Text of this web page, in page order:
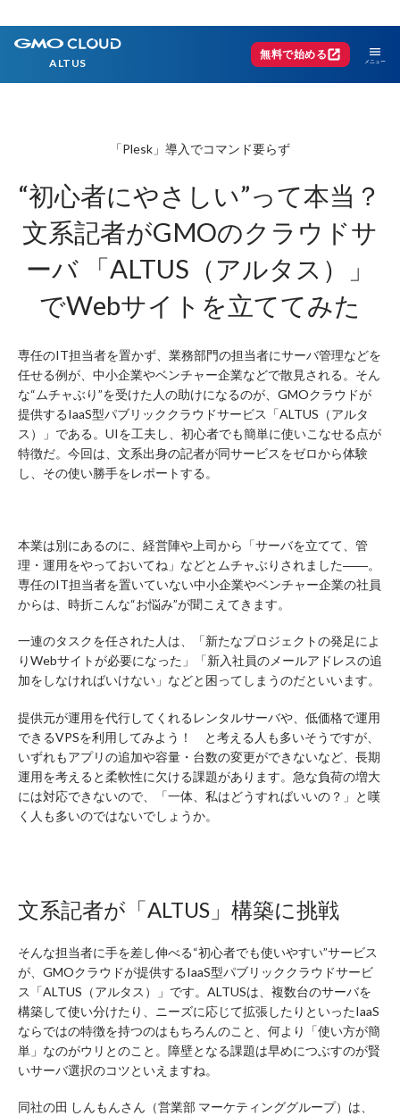
ALTUS
無料で始めるopen_in_new menu
「Plesk」導入でコマンド要らず
“初心者にやさしい”って本当？
文系記者がGMOのクラウドサ
ーバ 「ALTUS（アルタス）」
でWebサイトを立ててみた
専任のIT担当者を置かず、業務部門の担当者にサーバ管理などを
任せる例が、中小企業やベンチャー企業などで散見される。そん
な“ムチャぶり”を受けた人の助けになるのが、GMOクラウドが
提供するIaaS型パブリッククラウドサービス「ALTUS（アルタ
ス）」である。UIを工夫し、初心者でも簡単に使いこなせる点が
特徴だ。今回は、文系出身の記者が同サービスをゼロから体験
し、その使い勝手をレポートする。
本業は別にあるのに、経営陣や上司から「サーバを立てて、管
理・運用をやっておいてね」などとムチャぶりされました――。
専任のIT担当者を置いていない中小企業やベンチャー企業の社員
からは、時折こんな“お悩み”が聞こえてきます。
一連のタスクを任された人は、「新たなプロジェクトの発足によ
りWebサイトが必要になった」「新入社員のメールアドレスの追
加をしなければいけない」などと困ってしまうのだといいます。
提供元が運用を代行してくれるレンタルサーバや、低価格で運用
できるVPSを利用してみよう！ と考える人も多いそうですが、
いずれもアプリの追加や容量・台数の変更ができないなど、長期
運用を考えると柔軟性に欠ける課題があります。急な負荷の増大
には対応できないので、「一体、私はどうすればいいの？」と嘆
く人も多いのではないでしょうか。
文系記者が「ALTUS」構築に挑戦
そんな担当者に手を差し伸べる“初心者でも使いやすい”サービス
が、GMOクラウドが提供するIaaS型パブリッククラウドサービ
ス「ALTUS（アルタス）」です。ALTUSは、複数台のサーバを
構築して使い分けたり、ニーズに応じて拡張したりといったIaaS
ならではの特徴を持つのはもちろんのこと、何より「使い方が簡
単」なのがウリとのこと。障壁となる課題は早めにつぶすのが賢
いサーバ選択のコツといえますね。
同社の田 しんもんさん（営業部 マーケティンググループ）は、